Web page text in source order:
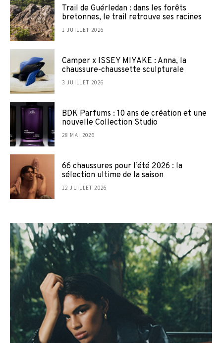
Trail de Guérledan : dans les forêts
bretonnes, le trail retrouve ses racines
1 JUILLET 2026
Camper x ISSEY MIYAKE : Anna, la
chaussure-chaussette sculpturale
3 JUILLET 2026
BDK Parfums : 10 ans de création et une
nouvelle Collection Studio
28 MAI 2026
66 chaussures pour l’été 2026 : la
sélection ultime de la saison
12 JUILLET 2026